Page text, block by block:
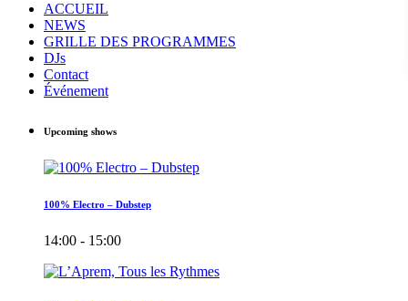
ACCUEIL
NEWS
GRILLE DES PROGRAMMES
DJs
Contact
Événement
Upcoming shows
100% Electro – Dubstep
14:00 - 15:00